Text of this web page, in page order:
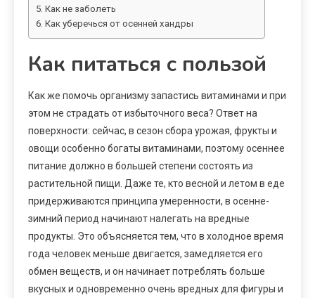
Как не заболеть
Как уберечься от осенней хандры
Как питаться с пользой
Как же помочь организму запастись витаминами и при
этом не страдать от избыточного веса? Ответ на
поверхности: сейчас, в сезон сбора урожая, фрукты и
овощи особенно богаты витаминами, поэтому осеннее
питание должно в большей степени состоять из
растительной пищи. Даже те, кто весной и летом в еде
придерживаются принципа умеренности, в осенне-
зимний период начинают налегать на вредные
продукты. Это объясняется тем, что в холодное время
года человек меньше двигается, замедляется его
обмен веществ, и он начинает потреблять больше
вкусных и одновременно очень вредных для фигуры и